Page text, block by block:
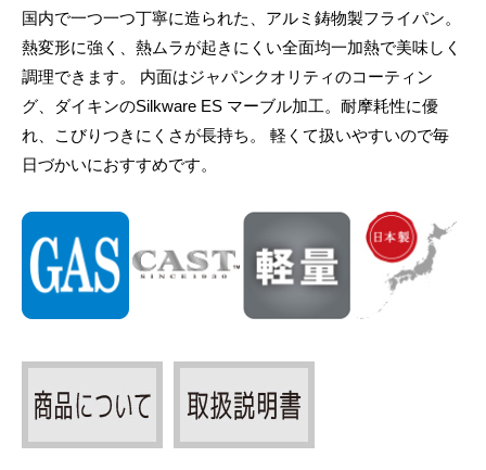
国内で一つ一つ丁寧に造られた、アルミ鋳物製フライパン。
熱変形に強く、熱ムラが起きにくい全面均一加熱で美味しく
調理できます。 内面はジャパンクオリティのコーティン
グ、ダイキンのSilkware ES マーブル加工。耐摩耗性に優
れ、こびりつきにくさが長持ち。 軽くて扱いやすいので毎
日づかいにおすすめです。